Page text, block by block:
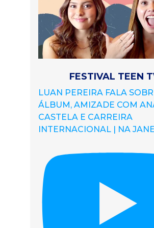
FESTIVAL TEEN
LUAN PEREIRA FALA
ÁLBUM, AMIZADE COM
CASTELA E CARREIRA
INTERNACIONAL | NA